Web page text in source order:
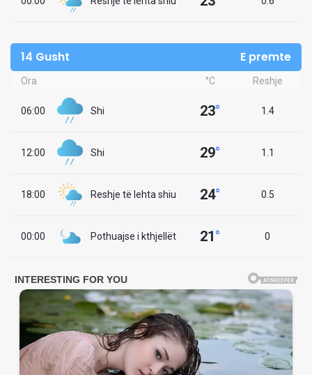
14 Gusht E premte
Ora °C Reshje
06:00 Shi 23° 1.4
12:00 Shi 29° 1.1
18:00 Reshje të lehta shiu 24° 0.5
00:00 Pothuajse i kthjellët 21° 0